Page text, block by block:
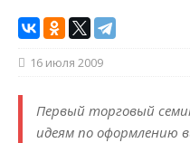
16 июля 2009
Первый торговый
идеям по оформлению